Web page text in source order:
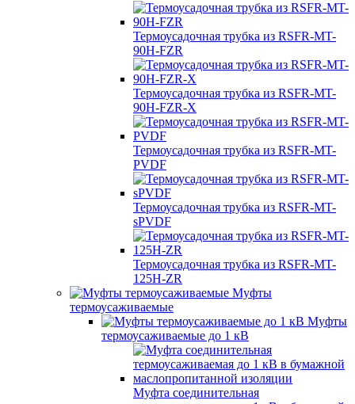
Термоусадочная трубка из RSFR-MT-
90H-FZR
Термоусадочная трубка из RSFR-MT-
90H-FZR-X
Термоусадочная трубка из RSFR-MT-
PVDF
Термоусадочная трубка из RSFR-MT-
sPVDF
Термоусадочная трубка из RSFR-MT-
125H-ZR
Муфты
термоусаживаемые
Муфты
термоусаживаемые до 1 кВ
Муфта соединительная